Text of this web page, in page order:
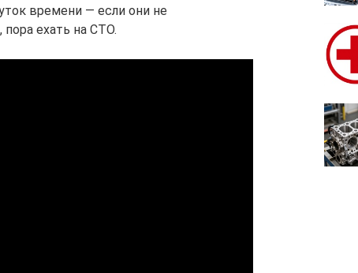
времени — если они не
ехать на СТО.